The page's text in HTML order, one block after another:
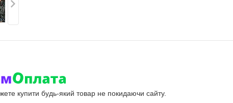
купити будь-який товар не покидаючи сайту.